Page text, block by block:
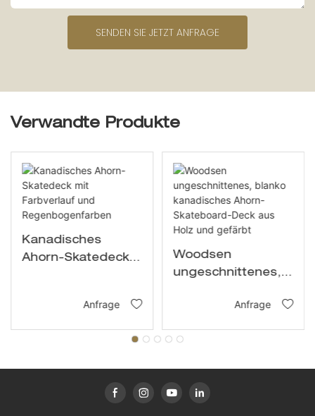
SENDEN SIE JETZT ANFRAGE
Verwandte Produkte
Kanadisches
Ahorn-Skatedeck
Anfrage
Woodsen
ungeschnittenes,
kanadisches
Deck aus Holz und
Anfrage